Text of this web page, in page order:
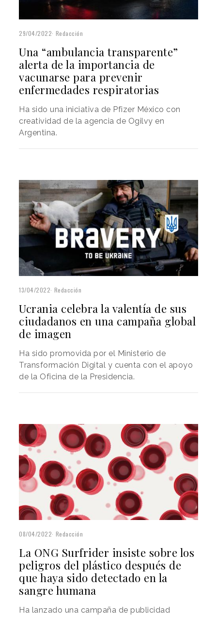
29/04/2022 Redacción
Una “ambulancia transparente”
alerta de la importancia de
vacunarse para prevenir
enfermedades respiratorias
Ha sido una iniciativa de Pfizer México con
creatividad de la agencia de Ogilvy en
Argentina.
13/04/2022 Redacción
Ucrania celebra la valentía de sus
ciudadanos en una campaña global
de imagen
Ha sido promovida por el Ministerio de
Transformación Digital y cuenta con el apoyo
de la Oficina de la Presidencia.
08/04/2022 Redacción
La ONG Surfrider insiste sobre los
peligros del plástico después de
que haya sido detectado en la
sangre humana
Ha lanzado una campaña de publicidad